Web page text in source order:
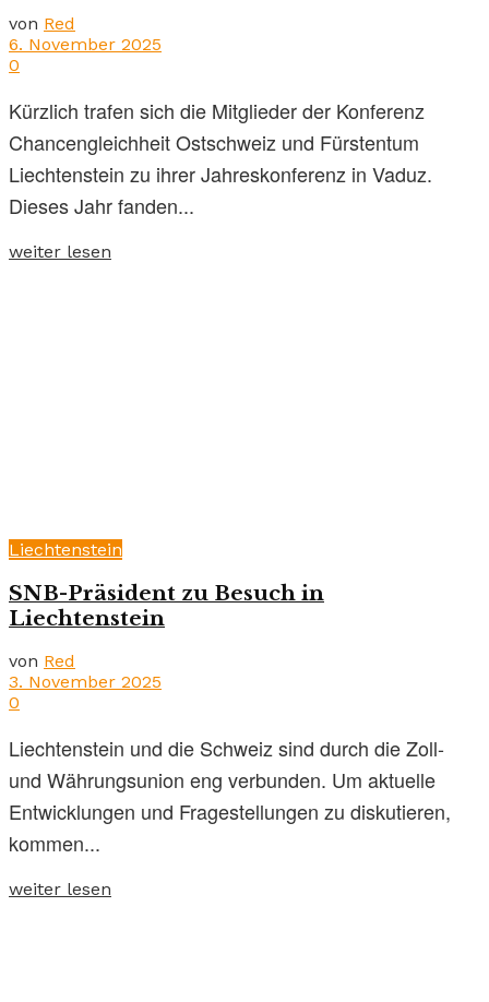
von Red
6. November 2025
0
Kürzlich trafen sich die Mitglieder der Konferenz
Chancengleichheit Ostschweiz und Fürstentum
Liechtenstein zu ihrer Jahreskonferenz in Vaduz.
Dieses Jahr fanden...
weiter lesen
Liechtenstein
SNB-Präsident zu Besuch in
Liechtenstein
von Red
3. November 2025
0
Liechtenstein und die Schweiz sind durch die Zoll-
und Währungsunion eng verbunden. Um aktuelle
Entwicklungen und Fragestellungen zu diskutieren,
kommen...
weiter lesen